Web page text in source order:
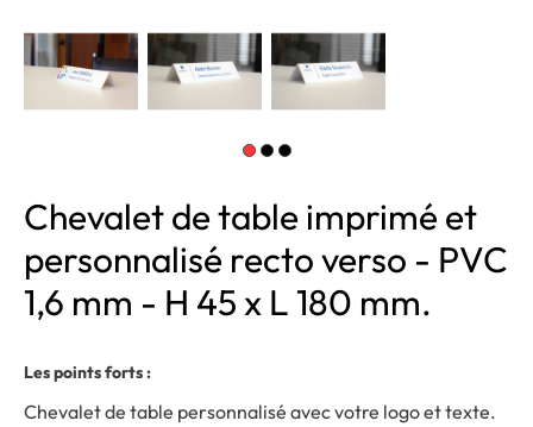
Chevalet de table imprimé et
personnalisé recto verso - PVC
1,6 mm - H 45 x L 180 mm.
Les points forts :
Chevalet de table personnalisé avec votre logo et texte.